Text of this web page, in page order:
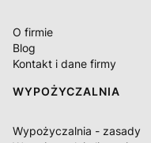
O firmie
Blog
Kontakt i dane firmy
WYPOŻYCZALNIA
Wypożyczalnia - zasady